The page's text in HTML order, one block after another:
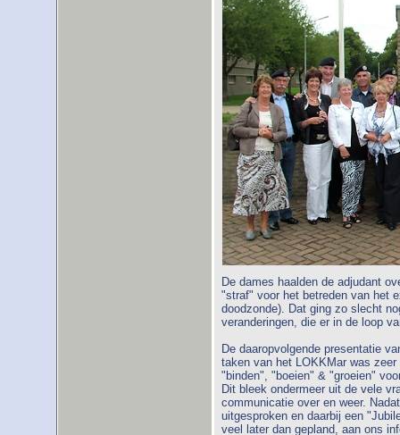
De dames haalden de adjudant
"straf" voor het betreden van het
doodzonde). Dat ging zo slecht
veranderingen, die er in de loop
De daaropvolgende presentatie
taken van het LOKKMar was
"binden", "boeien" & "groeien"
Dit bleek ondermeer uit de vele
communicatie over en weer.
uitgesproken en daarbij een
veel later dan gepland, aan ons